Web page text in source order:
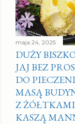
maja 24, 2025
DUŻY
JAJ BEZ
DO
MASĄ
Z
KASZĄ